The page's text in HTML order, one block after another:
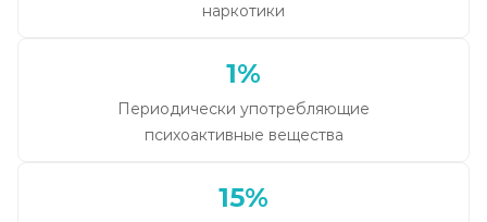
наркотики
1%
Периодически употребляющие
психоактивные вещества
15%